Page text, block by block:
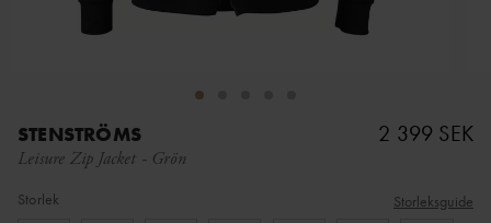
STENSTRÖMS
Leisure Zip Jacket - Grön
2 399 SEK
Storlek Storleksguide